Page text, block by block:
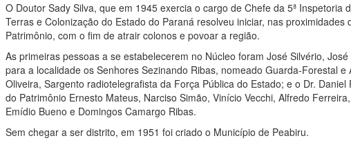
O Doutor Sady Silva, que em 1945 exercia o cargo de Chefe da 5ª Inspetoria
Terras e Colonização do Estado do Paraná resolveu iniciar, nas
Patrimônio, com o fim de atrair colonos e povoar a região.
As primeiras pessoas a se estabelecerem no Núcleo foram José Silvério,
para a localidade os Senhores Sezinando Ribas, nomeado Guarda-Forestal
Oliveira, Sargento radiotelegrafista da Força Pública do Estado; e o Dr.
do Patrimônio Ernesto Mateus, Narciso Simão, Vinício Vecchi, Alfredo
Emídio Bueno e Domingos Camargo Ribas.
Sem chegar a ser distrito, em 1951 foi criado o Município de Peabiru.